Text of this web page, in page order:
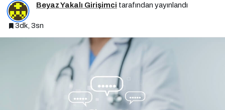
Beyaz Yakalı Girişimci tarafından yayınlandı
3dk, 3sn